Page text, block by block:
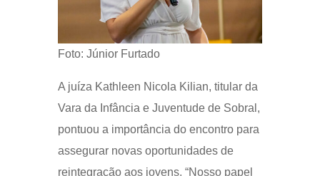
Foto: Júnior Furtado
A juíza Kathleen Nicola Kilian, titular da
Vara da Infância e Juventude de Sobral,
pontuou a importância do encontro para
assegurar novas oportunidades de
reintegração aos jovens. “Nosso papel